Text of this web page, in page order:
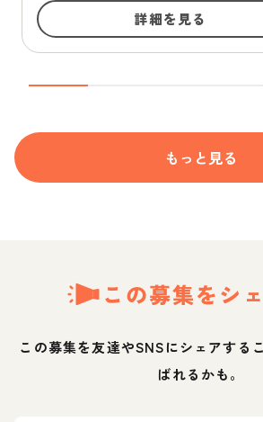
詳細を見る
もっと見る
この募集をシ
この募集を友達やSNSにシェアする
ばれるかも。